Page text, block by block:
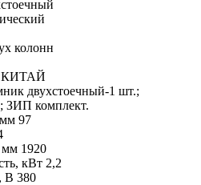
колонн
КИТАЙ
двухстоечный-1 шт.;
ЗИП комплект.
97
мм 1920
кВт 2,2
В 380